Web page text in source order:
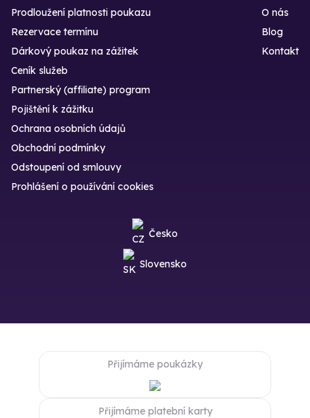
Prodloužení platnosti poukazu
Rezervace termínu
Dárkový poukaz na zážitek
O nás
Blog
Kontakt
Ceník služeb
Partnerský (affiliate) program
Pojištění k zážitku
Ochrana osobních údajů
Obchodní podmínky
Odstoupení od smlouvy
Prohlášení o používání cookies
Česko
Slovensko
Přijímáme poukázky
Přijímáme platební karty